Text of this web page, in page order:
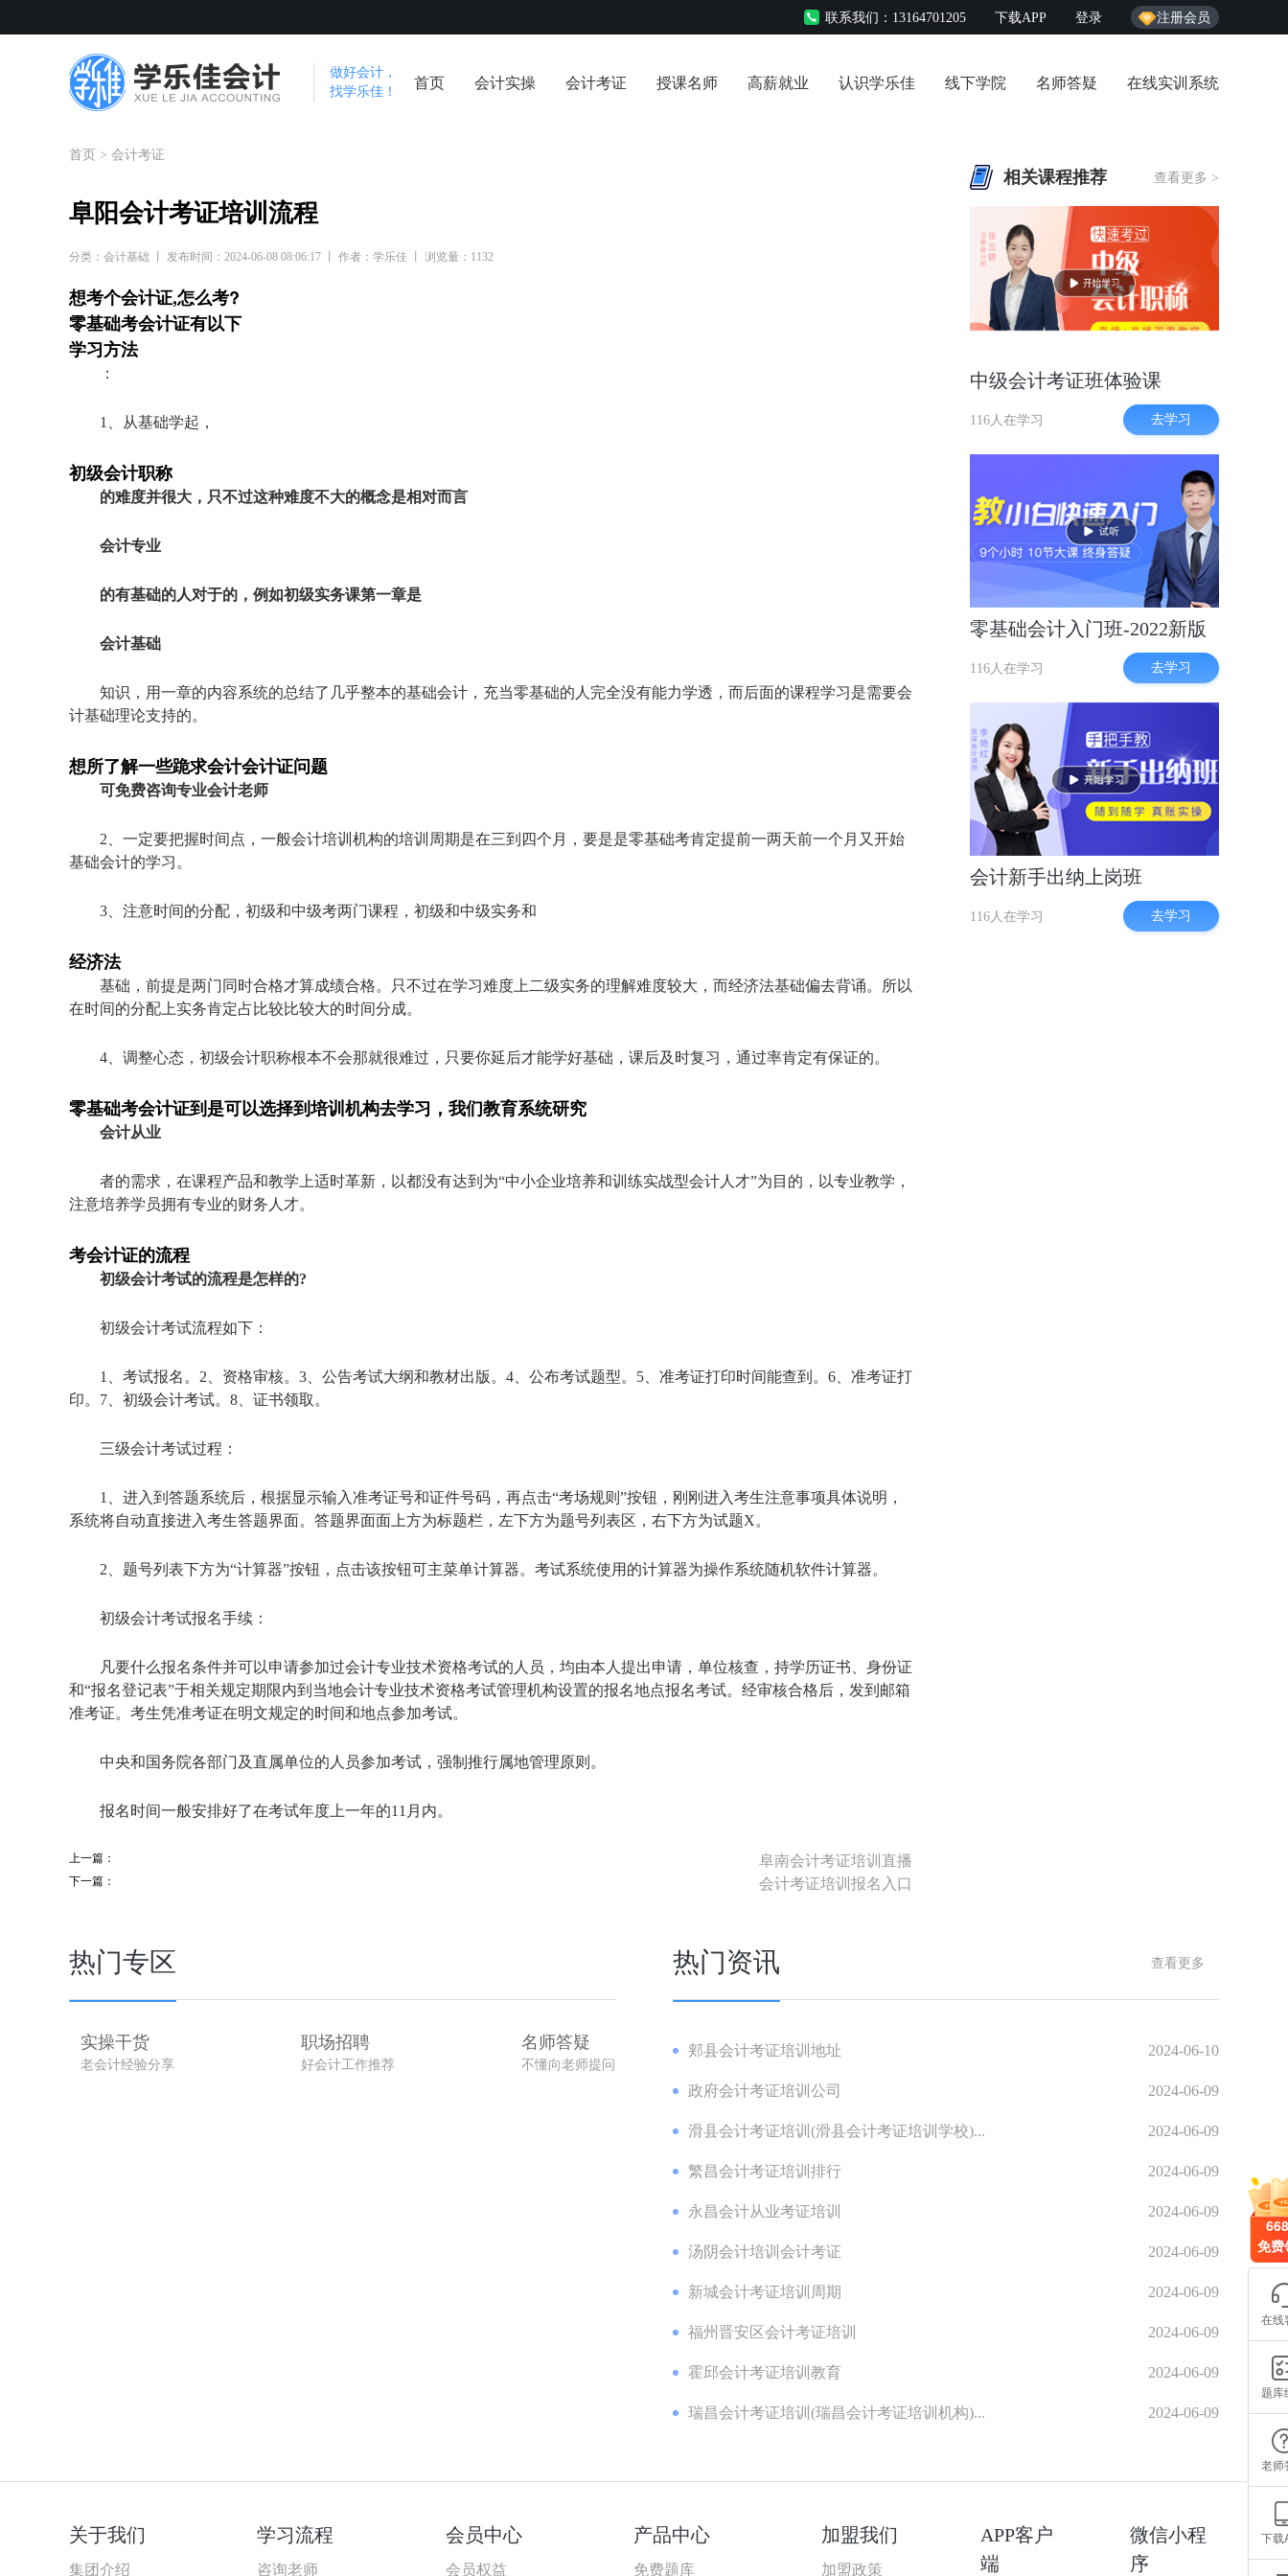
免费
在线
题库
老师
下载
联系我们：13164701205 下载APP 登录 注册会员
做好会计，
找学乐佳！
首页 会计实操 会计考证 授课名师 高薪就业 认识学乐佳 线下学院 名师答疑 在线实训系统
首页 > 会计考证
阜阳会计考证培训流程
分类：会计基础 丨 发布时间：2024-06-08 08:06:17 丨 作者：学乐佳 丨 浏览量：1132
想考个会计证,怎么考?
零基础考会计证有以下
学习方法
：
1、从基础学起，
初级会计职称
的难度并很大，只不过这种难度不大的概念是相对而言
会计专业
的有基础的人对于的，例如初级实务课第一章是
会计基础
知识，用一章的内容系统的总结了几乎整本的基础会计，充当零基础的人完全没有能力学透，而后面的课程学习是需要会
计基础理论支持的。
想所了解一些跪求会计会计证问题
可免费咨询专业会计老师
2、一定要把握时间点，一般会计培训机构的培训周期是在三到四个月，要是是零基础考肯定提前一两天前一个月又开始
基础会计的学习。
3、注意时间的分配，初级和中级考两门课程，初级和中级实务和
经济法
基础，前提是两门同时合格才算成绩合格。只不过在学习难度上二级实务的理解难度较大，而经济法基础偏去背诵。所以
在时间的分配上实务肯定占比较比较大的时间分成。
4、调整心态，初级会计职称根本不会那就很难过，只要你延后才能学好基础，课后及时复习，通过率肯定有保证的。
零基础考会计证到是可以选择到培训机构去学习，我们教育系统研究
会计从业
者的需求，在课程产品和教学上适时革新，以都没有达到为“中小企业培养和训练实战型会计人才”为目的，以专业教学，
注意培养学员拥有专业的财务人才。
考会计证的流程
初级会计考试的流程是怎样的?
初级会计考试流程如下：
1、考试报名。2、资格审核。3、公告考试大纲和教材出版。4、公布考试题型。5、准考证打印时间能查到。6、准考证打
印。7、初级会计考试。8、证书领取。
三级会计考试过程：
1、进入到答题系统后，根据显示输入准考证号和证件号码，再点击“考场规则”按钮，刚刚进入考生注意事项具体说明，
系统将自动直接进入考生答题界面。答题界面面上方为标题栏，左下方为题号列表区，右下方为试题X。
2、题号列表下方为“计算器”按钮，点击该按钮可主菜单计算器。考试系统使用的计算器为操作系统随机软件计算器。
初级会计考试报名手续：
凡要什么报名条件并可以申请参加过会计专业技术资格考试的人员，均由本人提出申请，单位核查，持学历证书、身份证
和“报名登记表”于相关规定期限内到当地会计专业技术资格考试管理机构设置的报名地点报名考试。经审核合格后，发到邮箱
准考证。考生凭准考证在明文规定的时间和地点参加考试。
中央和国务院各部门及直属单位的人员参加考试，强制推行属地管理原则。
报名时间一般安排好了在考试年度上一年的11月内。
上一篇： 阜南会计考证培训直播
下一篇： 会计考证培训报名入口
相关课程推荐 查看更多 >
中级会计考证班体验课
116人在学习 去学习
零基础会计入门班-2022新版
116人在学习 去学习
会计新手出纳上岗班
116人在学习 去学习
热门专区
实操干货
老会计经验分享
职场招聘
好会计工作推荐
名师答疑
不懂向老师提问
热门资讯 查看更多
郏县会计考证培训地址 2024-06-10
政府会计考证培训公司 2024-06-09
滑县会计考证培训(滑县会计考证培训学校)... 2024-06-09
繁昌会计考证培训排行 2024-06-09
永昌会计从业考证培训 2024-06-09
汤阴会计培训会计考证 2024-06-09
新城会计考证培训周期 2024-06-09
福州晋安区会计考证培训 2024-06-09
霍邱会计考证培训教育 2024-06-09
瑞昌会计考证培训(瑞昌会计考证培训机构)... 2024-06-09
关于我们
集团介绍
学习流程
咨询老师
会员中心
会员权益
产品中心
免费题库
加盟我们
加盟政策
APP客户
端
微信小程
序